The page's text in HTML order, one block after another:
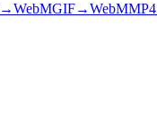
→WebMGIF→WebMMP4